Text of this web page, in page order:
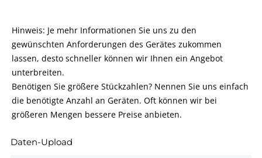
Hinweis: Je mehr Informationen Sie uns zu den
gewünschten Anforderungen des Gerätes zukommen
lassen, desto schneller können wir Ihnen ein Angebot
unterbreiten.
Benötigen Sie größere Stückzahlen? Nennen Sie uns einfach
die benötigte Anzahl an Geräten. Oft können wir bei
größeren Mengen bessere Preise anbieten.
Daten-Upload